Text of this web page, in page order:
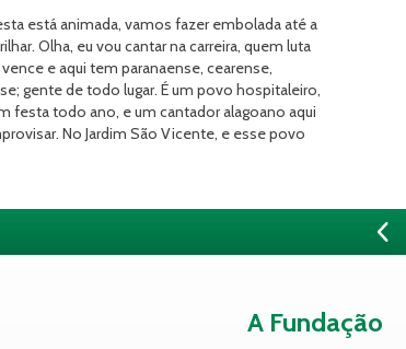
está animada, vamos fazer embolada até a
Olha, eu vou cantar na carreira, quem luta
e aqui tem paranaense, cearense,
gente de todo lugar. É um povo hospitaleiro,
festa todo ano, e um cantador alagoano aqui
No Jardim São Vicente, e esse povo
A Fundação